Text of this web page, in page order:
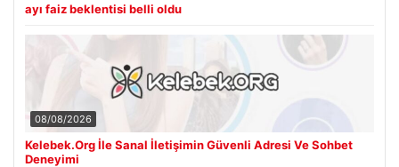
ayı faiz beklentisi belli oldu
08/08/2026
Kelebek.Org İle Sanal İletişimin Güvenli Adresi Ve Sohbet
Deneyimi